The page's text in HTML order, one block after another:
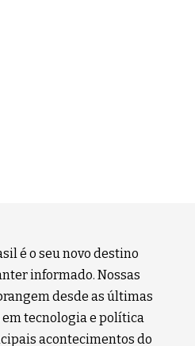
é o seu novo destino
informado. Nossas
desde as últimas
tecnologia e política
acontecimentos do